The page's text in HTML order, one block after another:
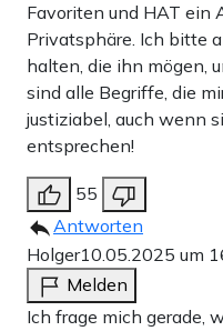
Favoriten und HAT ein
Privatsphäre. Ich bitte
halten, die ihn mögen,
sind alle Begriffe, die
justiziabel, auch wenn
entsprechen!
55
Antworten
Holger10.05.2025 um
Melden
Ich frage mich gerade,